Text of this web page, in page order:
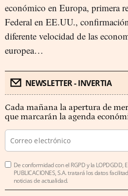
económico en Europa, primera
Federal en EE.UU.,
diferente velocidad de las
europea…
NEWSLETTER - INVERTIA
Cada mañana la apertura de
que marcarán la agenda
De conformidad con el RGPD y la LOPDGDD,
PUBLICACIONES, S.A. tratará los datos
noticias de actualidad.